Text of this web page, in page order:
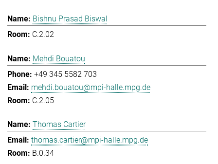
Bishnu Prasad Biswal
C.2.02
Mehdi Bouatou
+49 345 5582 703
mehdi.bouatou@mpi-halle.mpg.de
C.2.05
Thomas Cartier
thomas.cartier@mpi-halle.mpg.de
B.0.34